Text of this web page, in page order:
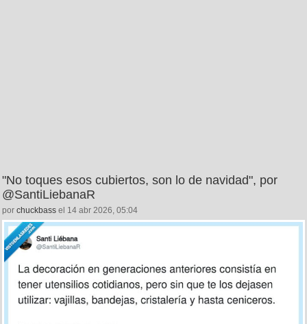
"No toques esos cubiertos, son lo de navidad", por
@SantiLiebanaR
por chuckbass el 14 abr 2026, 05:04